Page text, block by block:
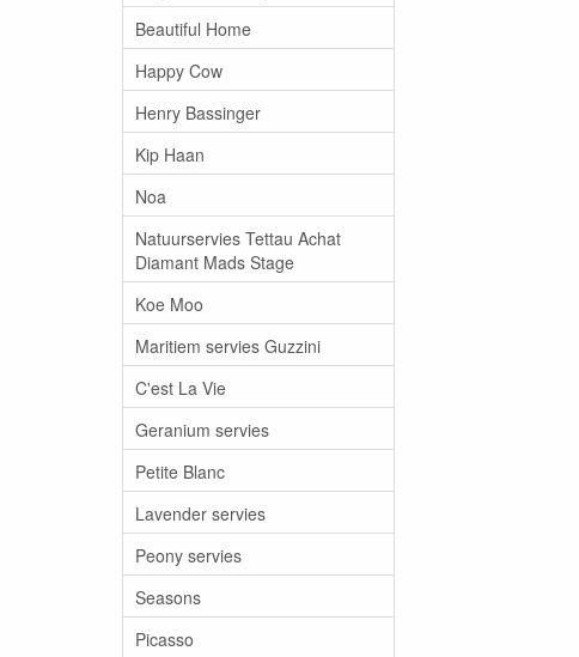
Beautiful Home
Happy Cow
Henry Bassinger
Kip Haan
Noa
Natuurservies Tettau Achat
Diamant Mads Stage
Koe Moo
Maritiem servies Guzzini
C'est La Vie
Geranium servies
Petite Blanc
Lavender servies
Peony servies
Seasons
Picasso